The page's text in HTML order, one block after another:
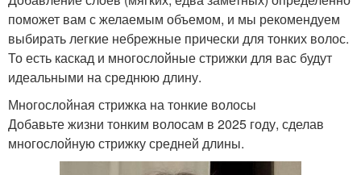
Многослойный боб
Стрижки для коротких
волос
Удлиненная стрижка
Многослойный пикси-
боб
поможет вам с желаемым объемом, и мы рекомендуем
выбирать легкие небрежные прически для тонких волос.
То есть каскад и многослойные стрижки для вас будут
идеальными на среднюю длину.
Многослойная стрижка на тонкие волосы
Добавьте жизни тонким волосам в 2025 году, сделав
многослойную стрижку средней длины.